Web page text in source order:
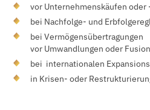
vor Unternehmenskäufen oder
bei Nachfolge- und
bei Vermögensübertragungen
vor Umwandlungen oder
bei internationalen
in Krisen- oder